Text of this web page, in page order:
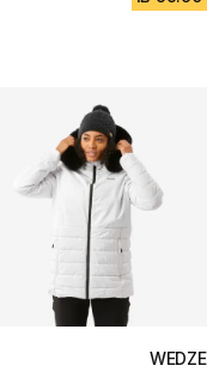
WEDZE